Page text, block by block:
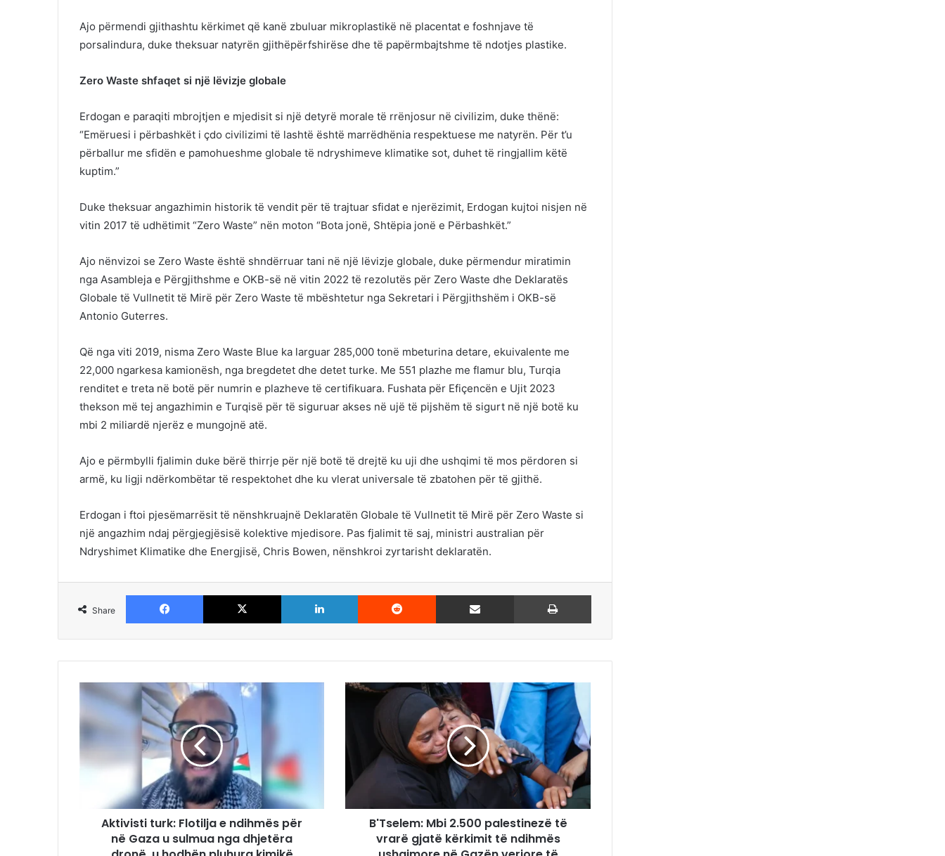
Ajo përmendi gjithashtu kërkimet që kanë zbuluar mikroplastikë në placentat e foshnjave të
porsalindura, duke theksuar natyrën gjithëpërfshirëse dhe të papërmbajtshme të ndotjes plastike.
Zero Waste shfaqet si një lëvizje globale
Erdogan e paraqiti mbrojtjen e mjedisit si një detyrë morale të rrënjosur në civilizim, duke thënë:
“Emëruesi i përbashkët i çdo civilizimi të lashtë është marrëdhënia respektuese me natyrën. Për t’u
përballur me sfidën e pamohueshme globale të ndryshimeve klimatike sot, duhet të ringjallim këtë
kuptim.”
Duke theksuar angazhimin historik të vendit për të trajtuar sfidat e njerëzimit, Erdogan kujtoi nisjen në
vitin 2017 të udhëtimit “Zero Waste” nën moton “Bota jonë, Shtëpia jonë e Përbashkët.”
Ajo nënvizoi se Zero Waste është shndërruar tani në një lëvizje globale, duke përmendur miratimin
nga Asambleja e Përgjithshme e OKB-së në vitin 2022 të rezolutës për Zero Waste dhe Deklaratës
Globale të Vullnetit të Mirë për Zero Waste të mbështetur nga Sekretari i Përgjithshëm i OKB-së
Antonio Guterres.
Që nga viti 2019, nisma Zero Waste Blue ka larguar 285,000 tonë mbeturina detare, ekuivalente me
22,000 ngarkesa kamionësh, nga bregdetet dhe detet turke. Me 551 plazhe me flamur blu, Turqia
renditet e treta në botë për numrin e plazheve të certifikuara. Fushata për Efiçencën e Ujit 2023
thekson më tej angazhimin e Turqisë për të siguruar akses në ujë të pijshëm të sigurt në një botë ku
mbi 2 miliardë njerëz e mungojnë atë.
Ajo e përmbylli fjalimin duke bërë thirrje për një botë të drejtë ku uji dhe ushqimi të mos përdoren si
armë, ku ligji ndërkombëtar të respektohet dhe ku vlerat universale të zbatohen për të gjithë.
Erdogan i ftoi pjesëmarrësit të nënshkruajnë Deklaratën Globale të Vullnetit të Mirë për Zero Waste si
një angazhim ndaj përgjegjësisë kolektive mjedisore. Pas fjalimit të saj, ministri australian për
Ndryshimet Klimatike dhe Energjisë, Chris Bowen, nënshkroi zyrtarisht deklaratën.
Share
Facebook X LinkedIn Reddit Share via Email
Aktivisti turk: Flotilja e ndihmës për
në Gaza u sulmua nga dhjetëra
B'Tselem: Mbi 2.500 palestinezë të
vrarë gjatë kërkimit të ndihmës